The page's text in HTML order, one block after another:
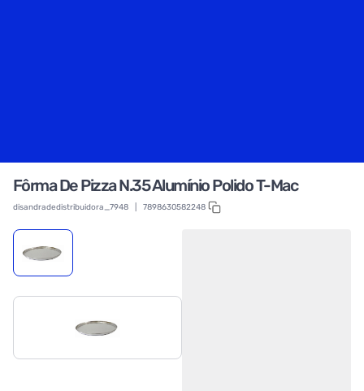
Fôrma De Pizza N.35 Alumínio Polido T-Mac
disandradedistribuidora_7948 7898630582248